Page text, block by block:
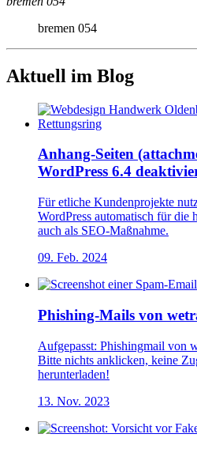
bremen 054
Aktuell im Blog
Anhang-Seiten
WordPress 6.4
Für etliche Kundenprojekte
WordPress automatisch für die
auch als SEO-Maßnahme.
09. Feb. 2024
Phishing-Mails von
Aufgepasst: Phishingmail von
Bitte nichts anklicken, keine
herunterladen!
13. Nov. 2023